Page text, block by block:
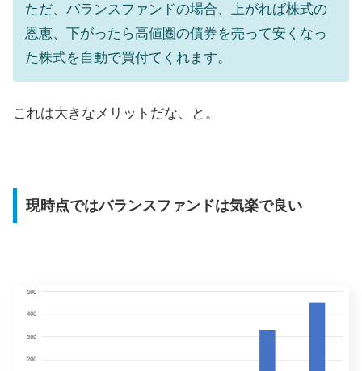
ただ、バランスファンドの場合、上がれば株式の
恩恵、下がったら高値圏の債券を売って安くなっ
た株式を自動で買付てくれます。
これは大きなメリットだな、と。
現時点ではバランスファンドは気楽で良い